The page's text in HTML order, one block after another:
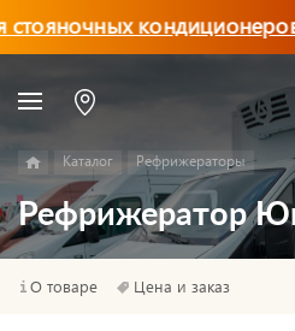
Каталог Рефрижераторы
Рефрижератор
О товаре Цена и заказ